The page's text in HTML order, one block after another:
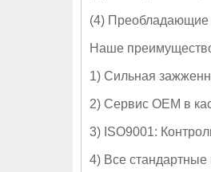
(4) Преобладающие
Наше
1) Сильная
2) Сервис OEM в
3) ISO9001:
4) Все